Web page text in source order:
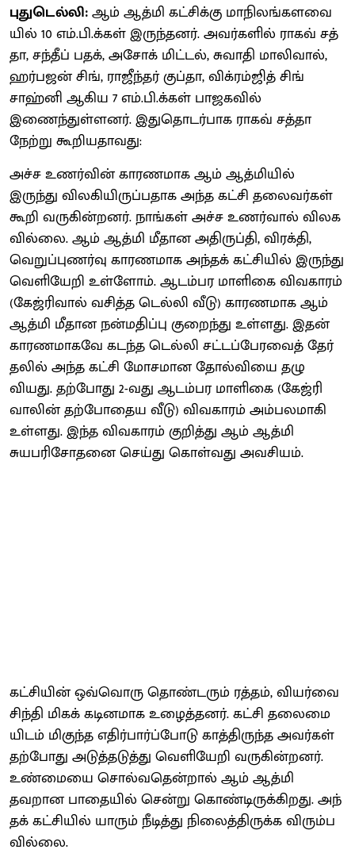
புதுடெல்லி:ஆம் ஆத்மி கட்​சிக்கு மாநிலங்​களவை​
யில் 10 எம்​.பி.க்​கள் இருந்​தனர். அவர்​களில் ராகவ் சத்​
தா, சந்​தீப் பதக், அசோக் மிட்​டல், சுவாதி மாலி​வால்,
ஹர்​பஜன் சிங், ராஜீந்​தர் குப்​தா, விக்​ரம்​ஜித் சிங்
சாஹ்னி ஆகிய 7 எம்.​பி.க்​கள் பாஜக​வில்
இணைந்துள்​ளனர். இதுதொடர்​பாக ராகவ் சத்தா
நேற்று கூறிய​தாவது:
அச்ச உணர்​வின் காரண​மாக ஆம் ஆத்​மி​யில்
இருந்து விலகியிருப்​ப​தாக அந்த கட்சி தலை​வர்​கள்
கூறி வரு​கின்​றனர். நாங்​கள் அச்ச உணர்​வால் வில​க​
வில்​லை. ஆம் ஆத்மி மீதான அதிருப்​தி, விரக்​தி,
வெறுப்​புணர்வு காரண​மாக அந்தக் கட்​சி​யில் இருந்து
வெளி​யேறி உள்​ளோம். ஆடம்பர மாளிகை விவ​காரம்
(கேஜ்ரிவால் வசித்த டெல்லி வீடு) காரண​மாக ஆம்
ஆத்மி மீதான நன்​ம​திப்பு குறைந்து உள்​ளது. இதன்
காரண​மாகவே கடந்த டெல்லி சட்​டப்​பேர​வைத் தேர்​
தலில் அந்த கட்சி மோச​மான தோல்வியை தழு​
வியது. தற்​போது 2-வது ஆடம்பர மாளிகை (கேஜ்ரி​
வாலின் தற்​போதைய வீடு) விவ​காரம் அம்​பல​மாகி
உள்ளது. இந்த விவ​காரம் குறித்து ஆம் ஆத்மி
சுயபரிசோதனை செய்து கொள்​வது அவசி​யம்.
கட்​சி​யின் ஒவ்​வொரு தொண்​டரும் ரத்​தம், வியர்வை
சிந்தி மிகக் கடின​மாக உழைத்​தனர். கட்சி தலை​மை​
யிடம் மிகுந்த எதிர்பார்ப்போடு காத்​திருந்த அவர்​கள்
தற்​போது அடுத்​தடுத்து வெளி​யேறி வரு​கின்​றனர்.
உண்​மையை சொல்​வதென்​றால் ஆம் ஆத்மி
தவறான பாதை​யில் சென்று கொண்​டிருக்​கிறது. அந்​
தக் கட்​சி​யில் யாரும் நீடித்து நிலைத்​திருக்க விரும்​ப​
வில்​லை.